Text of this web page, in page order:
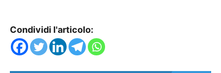
Condividi l'articolo: